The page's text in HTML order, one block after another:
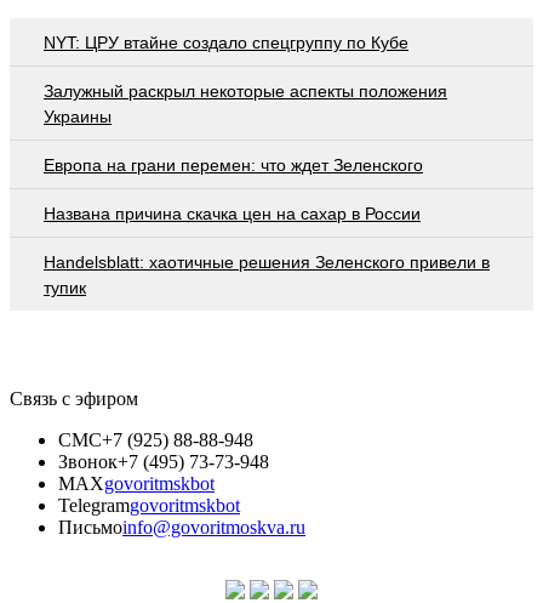
NYT: ЦРУ втайне создало спецгруппу по Кубе
Залужный раскрыл некоторые аспекты положения
Украины
Европа на грани перемен: что ждет Зеленского
Названа причина скачка цен на сахар в России
Handelsblatt: хаотичные решения Зеленского привели в
тупик
Связь с эфиром
СМС+7 (925) 88-88-948
Звонок+7 (495) 73-73-948
MAXgovoritmskbot
Telegramgovoritmskbot
Письмоinfo@govoritmoskva.ru